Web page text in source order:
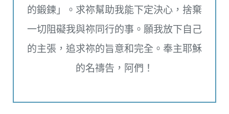
的鍛鍊」。求祢幫助我能下定決心，捨棄
一切阻礙我與祢同行的事。願我放下自己
的主張，追求祢的旨意和完全。奉主耶穌
的名禱告，阿們！